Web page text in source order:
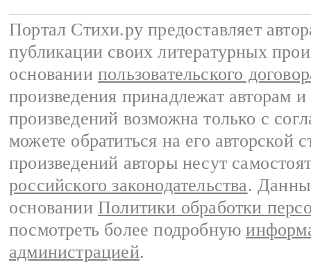
Портал Стихи.ру предоставляет
публикации своих литературных
основании пользовательского
произведения принадлежат авторам
произведений возможна только с
можете обратиться на его авторской
произведений авторы несут
российского законодательства.
основании Политики обработки
посмотреть более подробную
администрацией.